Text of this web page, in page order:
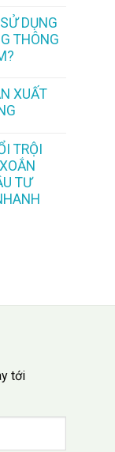
DỤNG
THÔNG
XUẤT
TRỘI
TƯ
tới